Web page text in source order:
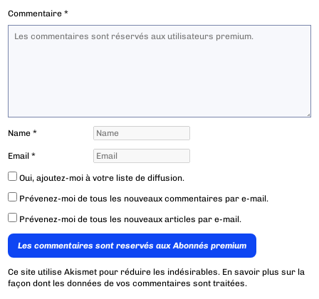
Commentaire*
Name*
Email*
Oui, ajoutez-moi à votre liste de diffusion.
Prévenez-moi de tous les nouveaux commentaires par e-mail.
Prévenez-moi de tous les nouveaux articles par e-mail.
Les commentaires sont reservés aux Abonnés premium
Ce site utilise Akismet pour réduire les indésirables. En savoir plus sur la
façon dont les données de vos commentaires sont traitées.